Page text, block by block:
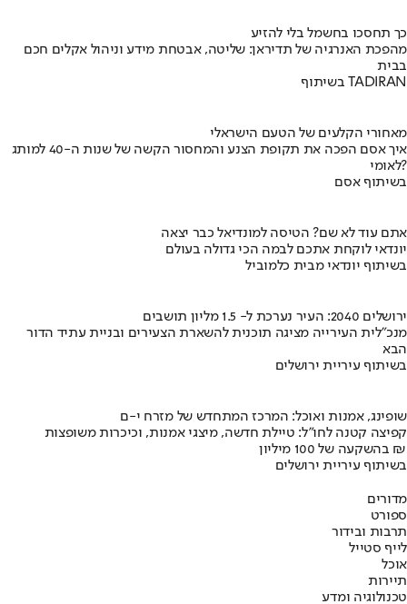
כך תחסכו בחשמל בלי להזיע
מהפכת האנרגיה של תדיראן: שליטה, אבטחת מידע וניהול אקלים חכם
בבית
בשיתוף TADIRAN
מאחורי הקלעים של הטעם הישראלי
איך אסם הפכה את תקופת הצנע והמחסור הקשה של שנות ה-40 למותג
לאומי?
בשיתוף אסם
אתם עוד לא שם? הטיסה למונדיאל כבר יצאה
יונדאי לוקחת אתכם לבמה הכי גדולה בעולם
בשיתוף יונדאי מבית כלמוביל
ירושלים 2040: העיר נערכת ל- 1.5 מליון תושבים
מנכ"לית העירייה מציגה תוכנית להשארת הצעירים ובניית עתיד הדור
הבא
בשיתוף עיריית ירושלים
שופינג, אמנות ואוכל: המרכז המתחדש של מזרח י-ם
קפיצה קטנה לחו"ל: טיילת חדשה, מיצגי אמנות, וכיכרות משופצות
בהשקעה של 100 מיליון ₪
בשיתוף עיריית ירושלים
מדורים
ספורט
תרבות ובידור
לייף סטייל
אוכל
תיירות
טכנולוגיה ומדע